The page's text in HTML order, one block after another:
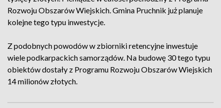
Rozwoju Obszarów Wiejskich. Gmina Pruchnik już planuje
kolejne tego typu inwestycje.
Z podobnych powodów w zbiorniki retencyjne inwestuje
wiele podkarpackich samorządów. Na budowę 30 tego typu
obiektów dostały z Programu Rozwoju Obszarów Wiejskich
14 milionów złotych.